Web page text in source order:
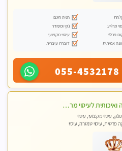
חניה חינם
מרגיע
נקי ומסודר
פרטי
עיסוי מקצועי
אמיתית
דוברת עיברית
055-4532178
חדשה ואיכותית לעיסוי מרגיע ומפנק VIP-מומלץ לחלוטין! פרטי! ​​​​​​ Highly recommended
עיסוי מקצועי, עיסוי
פרטית, עיסוי טנטרה, עיסוי